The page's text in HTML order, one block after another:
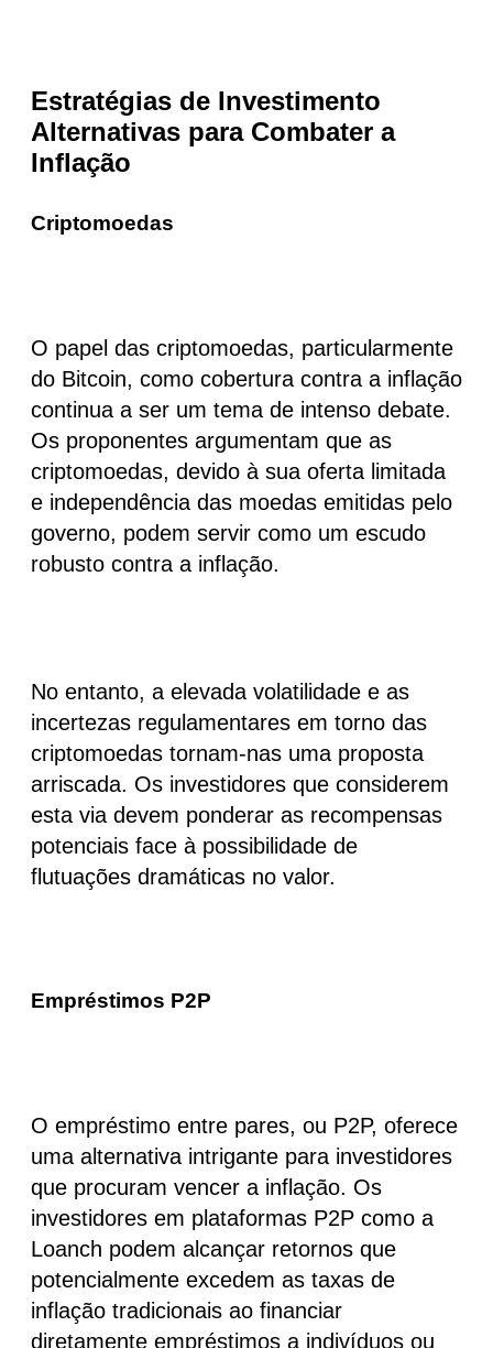
Estratégias de Investimento
Alternativas para Combater a
Inflação
Criptomoedas
O papel das criptomoedas, particularmente
do Bitcoin, como cobertura contra a inflação
continua a ser um tema de intenso debate.
Os proponentes argumentam que as
criptomoedas, devido à sua oferta limitada
e independência das moedas emitidas pelo
governo, podem servir como um escudo
robusto contra a inflação.
No entanto, a elevada volatilidade e as
incertezas regulamentares em torno das
criptomoedas tornam-nas uma proposta
arriscada. Os investidores que considerem
esta via devem ponderar as recompensas
potenciais face à possibilidade de
flutuações dramáticas no valor.
Empréstimos P2P
O empréstimo entre pares, ou P2P, oferece
uma alternativa intrigante para investidores
que procuram vencer a inflação. Os
investidores em plataformas P2P como a
Loanch podem alcançar retornos que
potencialmente excedem as taxas de
inflação tradicionais ao financiar
diretamente empréstimos a indivíduos ou